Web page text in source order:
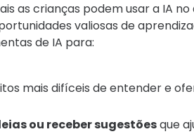
as crianças podem usar a IA
valiosas de
de IA para:
mais difíceis de entender e
ou receber sugestõesque